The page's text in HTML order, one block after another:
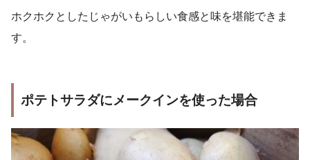
ホクホクとしたじゃがいもらしい食感と味を堪能できま
す。
ポテトサラダにメークインを使った場合